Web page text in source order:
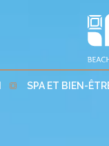
SPA ET BIEN-